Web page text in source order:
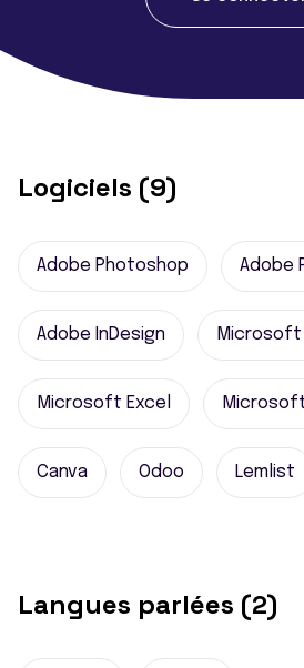
Logiciels (9)
Adobe Photoshop Adobe
Adobe InDesign Microsoft
Microsoft Excel
Canva Odoo Lemlist
Langues parlées (2)